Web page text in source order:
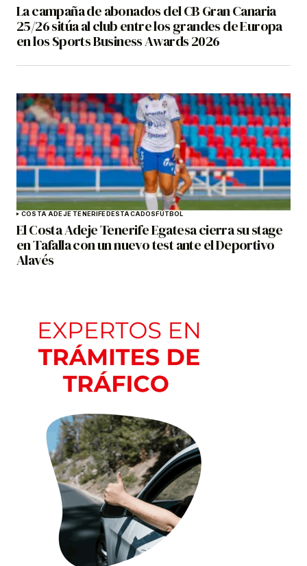
La campaña de abonados del CB Gran Canaria
25/26 sitúa al club entre los grandes de Europa
en los Sports Business Awards 2026
COSTA ADEJE TENERIFEDESTACADOSFÚTBOL
El Costa Adeje Tenerife Egatesa cierra su stage
en Tafalla con un nuevo test ante el Deportivo
Alavés